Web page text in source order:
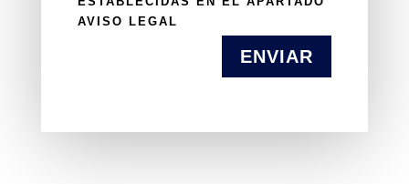
AVISO LEGAL
ENVIAR